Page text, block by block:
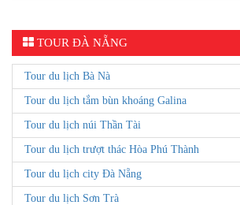
TOUR ĐÀ NẴNG
Tour du lịch Bà Nà
Tour du lịch tắm bùn khoáng Galina
Tour du lịch núi Thần Tài
Tour du lịch trượt thác Hòa Phú Thành
Tour du lịch city Đà Nẵng
Tour du lịch Sơn Trà